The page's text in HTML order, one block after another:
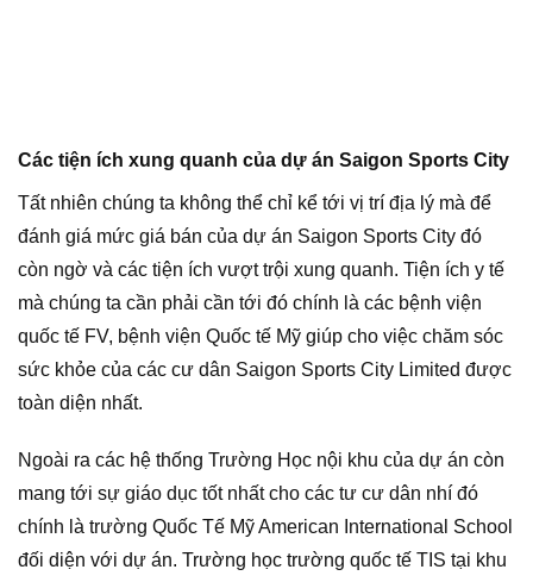
Các tiện ích xung quanh của dự án Saigon Sports City
Tất nhiên chúng ta không thể chỉ kể tới vị trí địa lý mà để
đánh giá mức giá bán của dự án Saigon Sports City đó
còn ngờ và các tiện ích vượt trội xung quanh. Tiện ích y tế
mà chúng ta cần phải cần tới đó chính là các bệnh viện
quốc tế FV, bệnh viện Quốc tế Mỹ giúp cho việc chăm sóc
sức khỏe của các cư dân Saigon Sports City Limited được
toàn diện nhất.
Ngoài ra các hệ thống Trường Học nội khu của dự án còn
mang tới sự giáo dục tốt nhất cho các tư cư dân nhí đó
chính là trường Quốc Tế Mỹ American International School
đối diện với dự án. Trường học trường quốc tế TIS tại khu